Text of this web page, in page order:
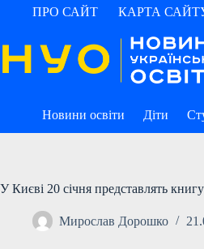
ПерейтиПРО САЙТ КАРТА
Новини освіти Діти
У Києві 20 січня представлять книгу
Мирослав Дорошко